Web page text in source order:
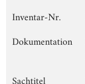
Inventar-Nr.
Dokumentation
Sachtitel